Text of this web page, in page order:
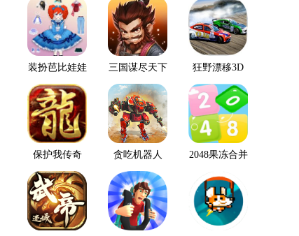
装扮芭比娃娃 三国谋尽天下 狂野漂移3D
保护我传奇 贪吃机器人 2048果冻合并